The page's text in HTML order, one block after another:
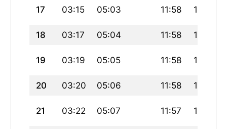
17 03:15 05:03 11:58 15:49
18 03:17 05:04 11:58 15:48
19 03:19 05:05 11:58 15:48
20 03:20 05:06 11:58 15:47
21 03:22 05:07 11:57 15:46